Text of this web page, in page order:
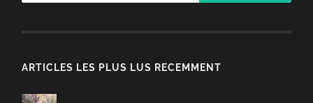
ARTICLES LES PLUS LUS RECEMMENT